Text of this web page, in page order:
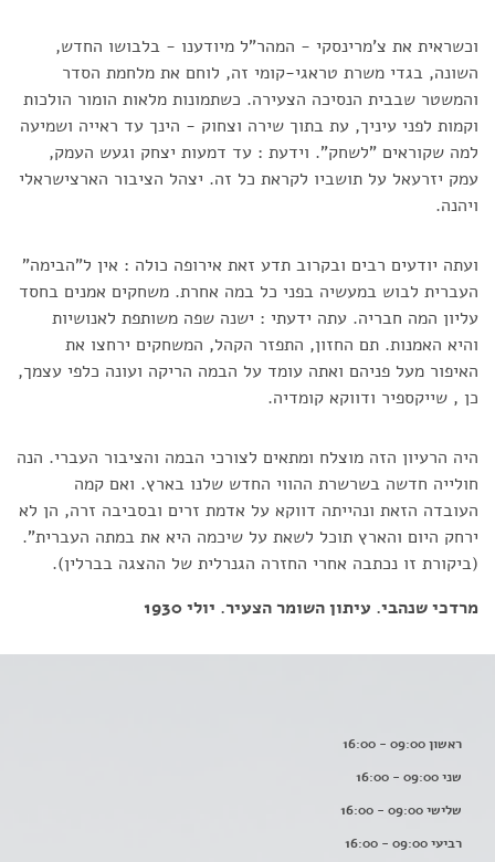
וכשראית את צ'מרינסקי - המהר"ל מיודענו - בלבושו החדש,
השונה, בגדי משרת טראגי-קומי זה, לוחם את מלחמת הסדר
והמשטר שבבית הנסיכה הצעירה. כשתמונות מלאות הומור הולכות
וקמות לפני עיניך, עת בתוך שירה וצחוק - הינך עד ראייה ושמיעה
למה שקוראים "לשחק". וידעת : עד דמעות יצחק וגעש העמק,
עמק יזרעאל על תושביו לקראת כל זה. יצהל הציבור הארצישראלי
ויהנה.
ועתה יודעים רבים ובקרוב תדע זאת אירופה כולה : אין ל"הבימה"
העברית לבוש במעשיה בפני כל במה אחרת. משחקים אמנים בחסד
עליון המה חבריה. עתה ידעתי : ישנה שפה משותפת לאנושיות
והיא האמנות. תם החזון, התפזר הקהל, המשחקים ירחצו את
האיפור מעל פניהם ואתה עומד על הבמה הריקה ועונה כלפי עצמך,
כן , שייקספיר ודווקא קומדיה.
היה הרעיון הזה מוצלח ומתאים לצורכי הבמה והציבור העברי. הנה
חולייה חדשה בשרשרת ההווי החדש שלנו בארץ. ואם קמה
העובדה הזאת ונהייתה דווקא על אדמת זרים ובסביבה זרה, הן לא
ירחק היום והארץ תוכל לשאת על שיכמה היא את במתה העברית".
(ביקורת זו נכתבה אחרי החזרה הגנרלית של ההצגה בברלין).
מרדכי שנהבי. עיתון השומר הצעיר. יולי 1930
ראשון 09:00 - 16:00
שני 09:00 - 16:00
שלישי 09:00 - 16:00
רביעי 09:00 - 16:00